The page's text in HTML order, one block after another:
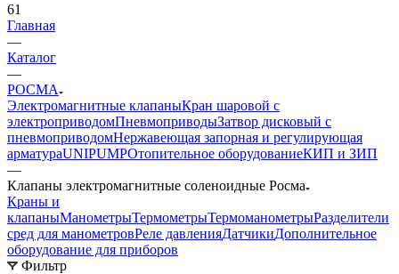
61
Главная
—
Каталог
—
РОСМА
Электромагнитные клапаныКран шаровой с
электроприводомПневмоприводыЗатвор дисковый с
пневмоприводомНержавеющая запорная и регулирующая
арматураUNIPUMPОтопительное оборудованиеКИП и ЗИП
—
Клапаны электромагнитные соленоидные Росма
Краны и
клапаныМанометрыТермометрыТермоманометрыРазделители
сред для манометровРеле давленияДатчикиДополнительное
оборудование для приборов
Фильтр